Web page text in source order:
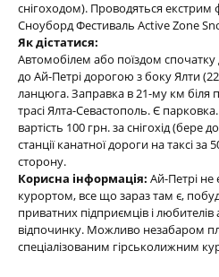
снігоходом). Проводяться екстрим
Сноуборд Фестиваль Active Zone
Як дістатися:
Автомобілем або поїздом спочатку
до Ай-Петрі дорогою з боку Ялти
ланцюга. Заправка в 21-му км біля
трасі Ялта-Севастополь. Є
вартість 100 грн. за снігохід (бере
станції канатної дороги на таксі
сторону.
Корисна інформація: Ай-Петрі не
курортом, все що зараз там є,
приватних підприємців і любителів
відпочинку. Можливо незабаром
спеціалізованим гірськолижним